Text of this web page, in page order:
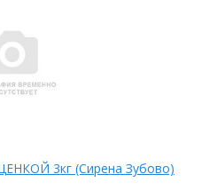
3кг (Сирена Зубово)